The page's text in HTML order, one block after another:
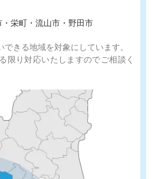
栄町・流山市・野田市
きる地域を対象にしています。
限り対応いたしますのでご相談く